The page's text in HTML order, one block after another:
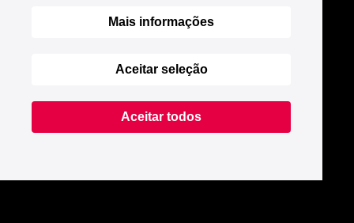
Mais informações
Aceitar seleção
Aceitar todos